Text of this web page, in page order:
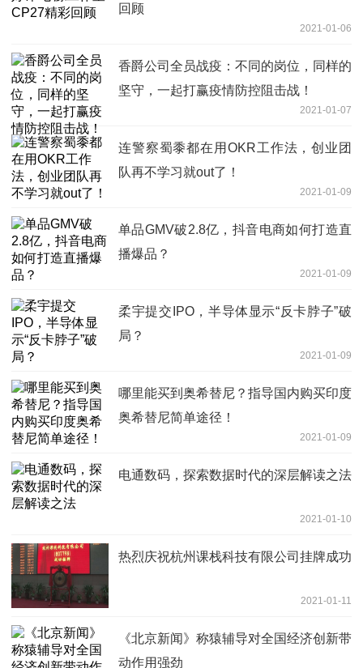
回顾
2021-01-06
香爵公司全员战疫：不同的岗位，同样的
坚守，一起打赢疫情防控阻击战！
2021-01-07
连警察蜀黍都在用OKR工作法，创业团
队再不学习就out了！
2021-01-09
单品GMV破2.8亿，抖音电商如何打造直
播爆品？
2021-01-09
柔宇提交IPO，半导体显示“反卡脖子”破
局？
2021-01-09
哪里能买到奥希替尼？指导国内购买印度
奥希替尼简单途径！
2021-01-09
电通数码，探索数据时代的深层解读之法
2021-01-10
热烈庆祝杭州课栈科技有限公司挂牌成功
2021-01-11
《北京新闻》称猿辅导对全国经济创新带
动作用强劲